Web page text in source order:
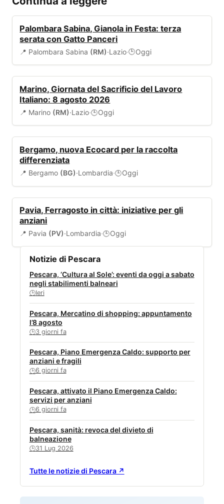
Palombara Sabina, Gianola in Festa: terza
serata con Gatto Panceri
📍 Palombara Sabina (RM)·Lazio·🕒Oggi
Marino, Giornata del Sacrificio del Lavoro
Italiano: 8 agosto 2026
📍 Marino (RM)·Lazio·🕒Oggi
Bergamo, nuova Ecocard per la raccolta
differenziata
📍 Bergamo (BG)·Lombardia·🕒Oggi
Pavia, Ferragosto in città: iniziative per gli
anziani
📍 Pavia (PV)·Lombardia·🕒Oggi
Notizie di Pescara
Pescara, ‘Cultura al Sole’: eventi da oggi a sabato
negli stabilimenti balneari
🕒Ieri
Pescara, Mercatino di shopping: appuntamento
l’8 agosto
🕒3 giorni fa
Pescara, Piano Emergenza Caldo: supporto per
anziani e fragili
🕒6 giorni fa
Pescara, attivato il Piano Emergenza Caldo:
servizi per anziani
🕒6 giorni fa
Pescara, sanità: revoca del divieto di
balneazione
🕒31 Lug 2026
Tutte le notizie di Pescara ↗